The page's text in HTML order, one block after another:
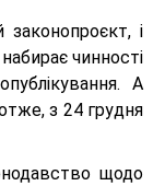
і
чинності
А
з 24 грудня
щодо